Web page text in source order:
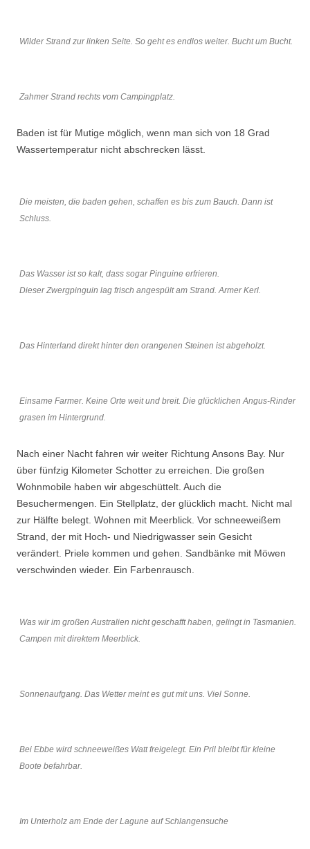
Wilder Strand zur linken Seite. So geht es endlos weiter. Bucht um Bucht.
Zahmer Strand rechts vom Campingplatz.
Baden ist für Mutige möglich, wenn man sich von 18 Grad
Wassertemperatur nicht abschrecken lässt.
Die meisten, die baden gehen, schaffen es bis zum Bauch. Dann ist
Schluss.
Das Wasser ist so kalt, dass sogar Pinguine erfrieren.
Dieser Zwergpinguin lag frisch angespült am Strand. Armer Kerl.
Das Hinterland direkt hinter den orangenen Steinen ist abgeholzt.
Einsame Farmer. Keine Orte weit und breit. Die glücklichen Angus-Rinder
grasen im Hintergrund.
Nach einer Nacht fahren wir weiter Richtung Ansons Bay. Nur
über fünfzig Kilometer Schotter zu erreichen. Die großen
Wohnmobile haben wir abgeschüttelt. Auch die
Besuchermengen. Ein Stellplatz, der glücklich macht. Nicht mal
zur Hälfte belegt. Wohnen mit Meerblick. Vor schneeweißem
Strand, der mit Hoch- und Niedrigwasser sein Gesicht
verändert. Priele kommen und gehen. Sandbänke mit Möwen
verschwinden wieder. Ein Farbenrausch.
Was wir im großen Australien nicht geschafft haben, gelingt in Tasmanien.
Campen mit direktem Meerblick.
Sonnenaufgang. Das Wetter meint es gut mit uns. Viel Sonne.
Bei Ebbe wird schneeweißes Watt freigelegt. Ein Pril bleibt für kleine
Boote befahrbar.
Im Unterholz am Ende der Lagune auf Schlangensuche